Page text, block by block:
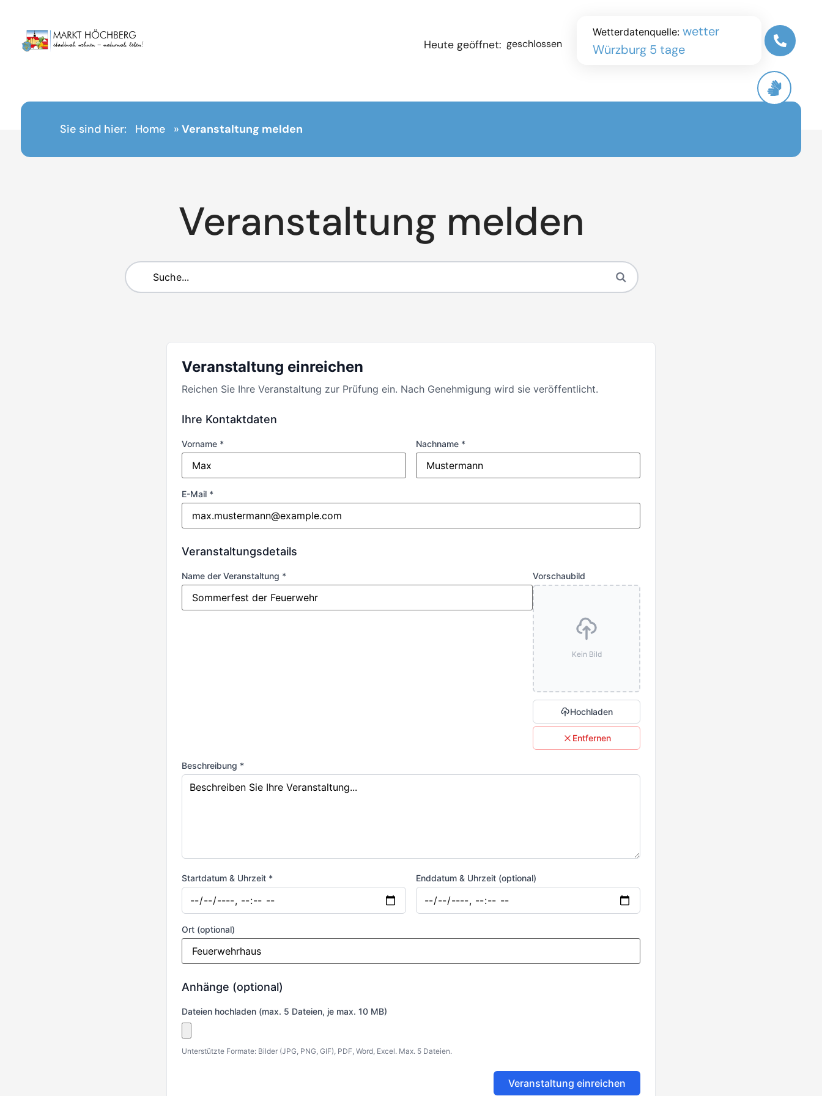
Heute geöffnet: geschlossen
Wetterdatenquelle: wetter
Würzburg 5 tage
Sie sind hier: Home » Veranstaltung melden
Veranstaltung melden
Veranstaltung einreichen
Reichen Sie Ihre Veranstaltung zur Prüfung ein. Nach Genehmigung wird sie veröffentlicht.
Ihre Kontaktdaten
Vorname * Nachname *
E-Mail *
Veranstaltungsdetails
Name der Veranstaltung * Vorschaubild
Kein Bild
Hochladen
Entfernen
Beschreibung *
Startdatum & Uhrzeit * Enddatum & Uhrzeit (optional)
Ort (optional)
Anhänge (optional)
Dateien hochladen (max. 5 Dateien, je max. 10 MB)
Unterstützte Formate: Bilder (JPG, PNG, GIF), PDF, Word, Excel. Max. 5 Dateien.
Veranstaltung einreichen